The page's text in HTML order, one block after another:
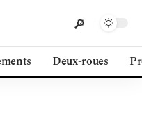
Deux-roues